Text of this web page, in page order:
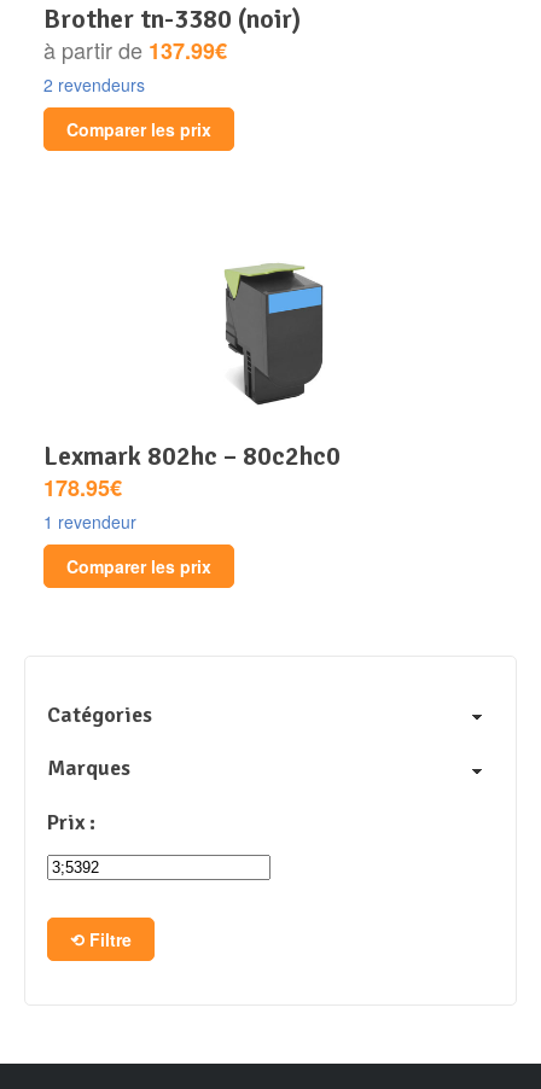
brother tn-3380 (noir)
à partir de 137.99€
2 revendeurs
Comparer les prix
lexmark 802hc – 80c2hc0
178.95€
1 revendeur
Comparer les prix
Catégories
Marques
Prix :
Filtre